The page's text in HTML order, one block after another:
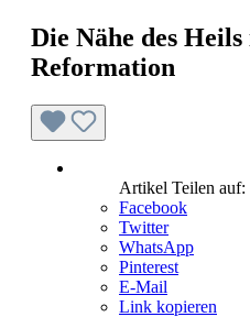
Die Nähe des
Reformation
Artikel Teilen auf:
Facebook
Twitter
WhatsApp
Pinterest
E-Mail
Link kopieren